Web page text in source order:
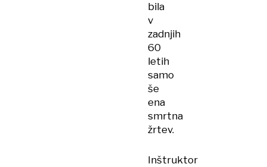
bila
v
zadnjih
60
letih
samo
še
ena
smrtna
žrtev.
Inštruktor